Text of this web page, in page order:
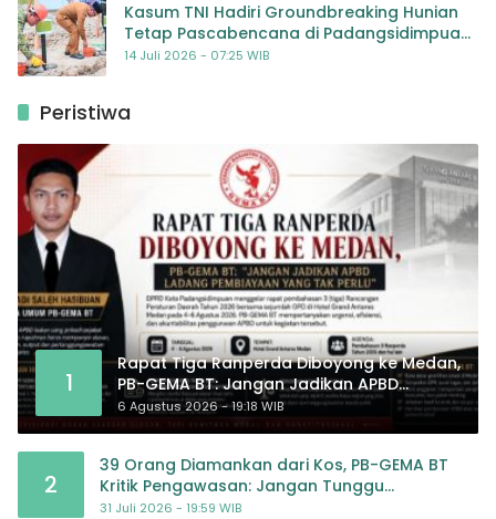
Kasum TNI Hadiri Groundbreaking Hunian
Tetap Pascabencana di Padangsidimpuan,
Harapan Baru bagi Penyintas
14 Juli 2026 - 07:25 WIB
Peristiwa
1
Rapat Tiga Ranperda Diboyong ke Medan,
PB-GEMA BT: Jangan Jadikan APBD
Ladang Pembiayaan yang Tak Perlu
6 Agustus 2026 - 19:18 WIB
2
39 Orang Diamankan dari Kos, PB-GEMA BT
Kritik Pengawasan: Jangan Tunggu
Masyarakat Bergerak Baru Negara Bertindak
31 Juli 2026 - 19:59 WIB